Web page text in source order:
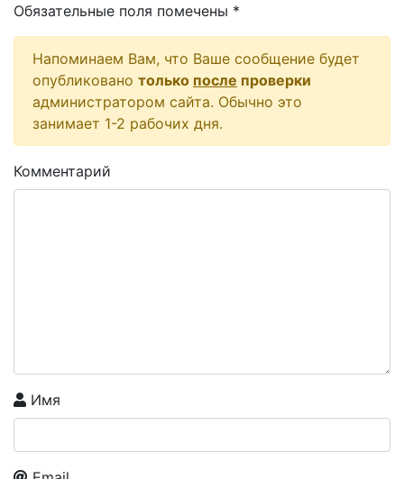
Обязательные поля помечены *
Напоминаем Вам, что Ваше сообщение будет
опубликовано только после проверки
администратором сайта. Обычно это
занимает 1-2 рабочих дня.
Комментарий
Имя